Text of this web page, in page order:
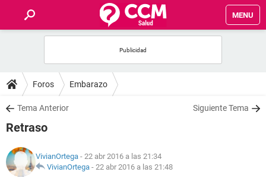
MENU
FOROS
SALUD
NUTRICIÓN
Foros Embarazo
Tema Anterior Siguiente Tema
Retraso
VivianOrtega - 22 abr 2016 a las 21:34
VivianOrtega - 22 abr 2016 a las 21:48